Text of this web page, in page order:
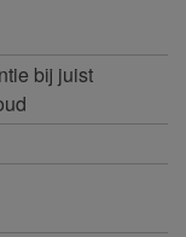
bij juist